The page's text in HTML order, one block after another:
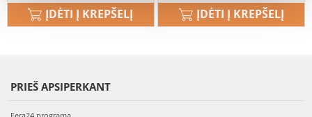
ĮDĖTI Į KREPŠELĮ ĮDĖTI Į KREPŠELĮ
PRIEŠ APSIPERKANT